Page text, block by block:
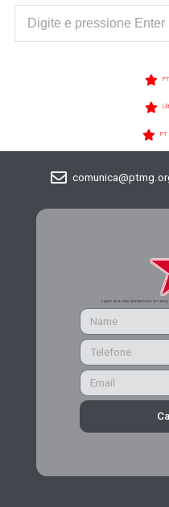
PT
CADASTRE-SE PARA RECEBER MAIS